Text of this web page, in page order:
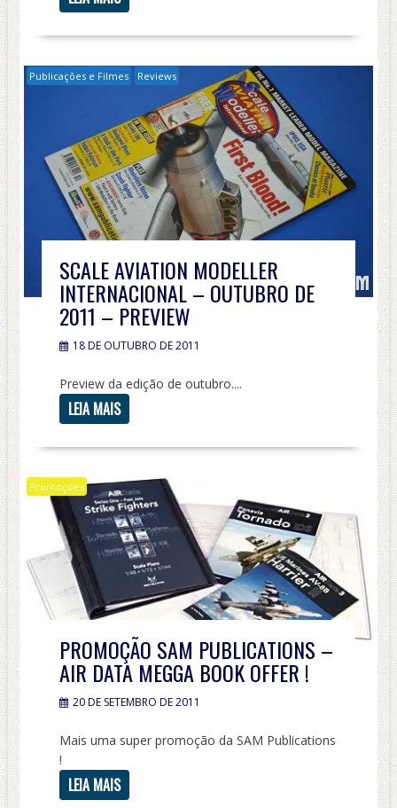
Publicações e Filmes Reviews
SCALE AVIATION MODELLER
INTERNACIONAL – OUTUBRO DE
2011 – PREVIEW
18 DE OUTUBRO DE 2011
Preview da edição de outubro....
LEIA MAIS
Promoções
PROMOÇÃO SAM PUBLICATIONS –
AIR DATA MEGGA BOOK OFFER !
20 DE SETEMBRO DE 2011
Mais uma super promoção da SAM Publications
!
LEIA MAIS